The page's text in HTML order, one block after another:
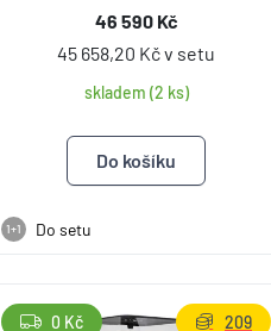
46 590 Kč
45 658,20 Kč v setu
skladem (2 ks)
1+1 Do setu
0 Kč 209